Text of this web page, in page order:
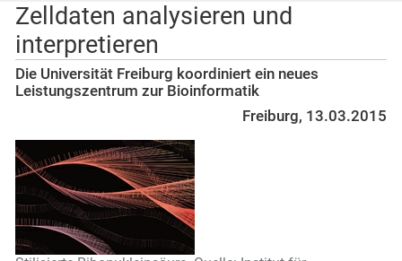
Zelldaten analysieren und
interpretieren
Die Universität Freiburg koordiniert ein neues
Leistungszentrum zur Bioinformatik
Freiburg, 13.03.2015